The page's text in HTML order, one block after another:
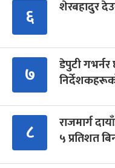
६ शेरबहादुर
७
डेपुटी गभर्नर
८
राजमार्ग
५ प्रतिशत